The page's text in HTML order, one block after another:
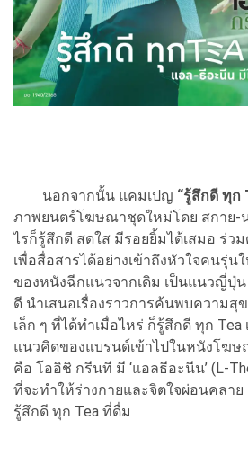
นอกจากนั้น แคมเปญ “รู้สึกดี ทุก
ภาพยนตร์โฆษณาชุดใหม่โดย สกาย-
ไรก็รู้สึกดี สดใส มีรอยยิ้มได้เสมอ ร่วม
เพื่อสื่อสารได้อย่างเข้าถึงหัวใจคนรุ่น
ของหนังฉีกแนวจากเดิม เป็นแนวญี่ปุ่
ดี นำเสนอเรื่องราวการค้นพบความสุ
เล็ก ๆ ที่ได้ทำเมื่อไหร่ ก็รู้สึกดี ทุก Tea
แนวคิดของแบรนด์เข้าไปในหนังโฆษ
คือ โออิชิ กรีนที มี ‘แอลธีอะนีน’ (L-
ที่จะทำให้ร่างกายและจิตใจผ่อนคลาย
รู้สึกดี ทุก Tea ที่ดื่ม